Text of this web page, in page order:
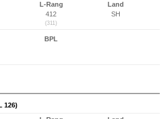
L-Rang
412
(311)
Land
SH
BPL
126)